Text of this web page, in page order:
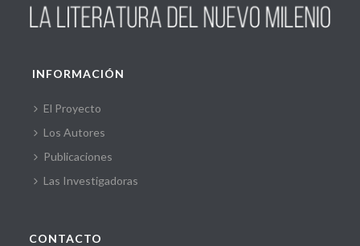
INFORMACIÓN
El Proyecto
Los Autores
Publicaciones
Las Investigadoras
CONTACTO